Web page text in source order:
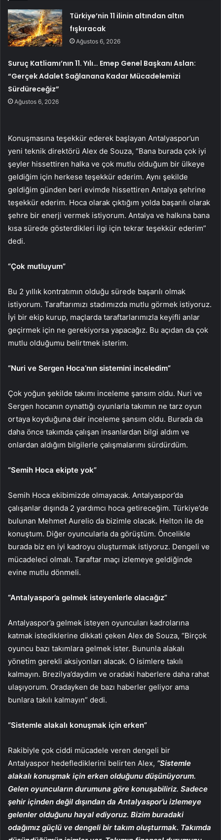
Türkiye’nin 11 ilinin altından altın
fışkıracak
Ağustos 6, 2026
Suruç Katliamı’nın 11. Yılı… Emep Genel Başkanı Aslan:
“Gerçek Adalet Sağlanana Kadar Mücadelemizi
Sürdüreceğiz”
Ağustos 6, 2026
Konuşmasına teşekkür ederek başlayan Antalyaspor’un
yeni teknik direktörü Alex de Souza, “Bana burada çok iyi
şeyler hissettiren halka ve çok mutlu olduğum bir ülkeye
geldiğim için herkese teşekkür ederim. Aynı şekilde
geldiğim günden beri evimde hissettiren Antalya şehrine
teşekkür ederim. Hoca olarak çıktığım yolda başarılı olarak
şehre bir enerji vermek istiyorum. Antalya ve halkına bana
kısa sürede gösterdikleri ilgi için tekrar teşekkür ederim”
dedi.
“Çok mutluyum”
Bu 2 yıllık kontratımın olduğu sürede başarılı olmak
istiyorum. Taraftarımızı stadımızda mutlu görmek istiyoruz.
İyi bir ekip kurup, maçlarda taraftarlarımızla keyifli anlar
geçirmek için ne gerekiyorsa yapacağız. Bu açıdan da çok
mutlu olduğumu belirtmek isterim.
“Nuri ve Sergen Hoca’nın sistemini inceledim”
Çok yoğun şekilde takımı inceleme şansım oldu. Nuri ve
Sergen hocanın oynattığı oyunlarla takımın ne tarz oyun
ortaya koyduğuna dair inceleme şansım oldu. Burada da
daha önce takımda çalışan insanlardan bilgi aldım ve
onlardan aldığım bilgilerle çalışmalarımı sürdürdüm.
“Semih Hoca ekipte yok”
Semih Hoca ekibimizde olmayacak. Antalyaspor’da
çalışanlar dışında 2 yardımcı hoca getireceğim. Türkiye’de
bulunan Mehmet Aurelio da bizimle olacak. Helton ile de
konuştum. Diğer oyuncularla da görüştüm. Öncelikle
burada biz en iyi kadroyu oluşturmak istiyoruz. Dengeli ve
mücadeleci olmalı. Taraftar maçı izlemeye geldiğinde
evine mutlu dönmeli.
“Antalyaspor’a gelmek isteyenlerle olacağız”
Antalyaspor’a gelmek isteyen oyuncuları kadrolarına
katmak istediklerine dikkati çeken Alex de Souza, “Birçok
oyuncu bazı takımlara gelmek ister. Bununla alakalı
yönetim gerekli aksiyonları alacak. O isimlere takılı
kalmayın. Brezilya’daydım ve oradaki haberlere daha rahat
ulaşıyorum. Oradayken de bazı haberler geliyor ama
bunlara takılı kalmayın” dedi.
“Sistemle alakalı konuşmak için erken”
Rakibiyle çok ciddi mücadele veren dengeli bir
Antalyaspor hedeflediklerini belirten Alex, “Sistemle
alakalı konuşmak için erken olduğunu düşünüyorum.
Gelen oyuncuların durumuna göre konuşabiliriz. Sadece
şehir içinden değil dışından da Antalyaspor’u izlemeye
gelenler olduğunu hayal ediyoruz. Bizim buradaki
odağımız güçlü ve dengeli bir takım oluşturmak. Takımda